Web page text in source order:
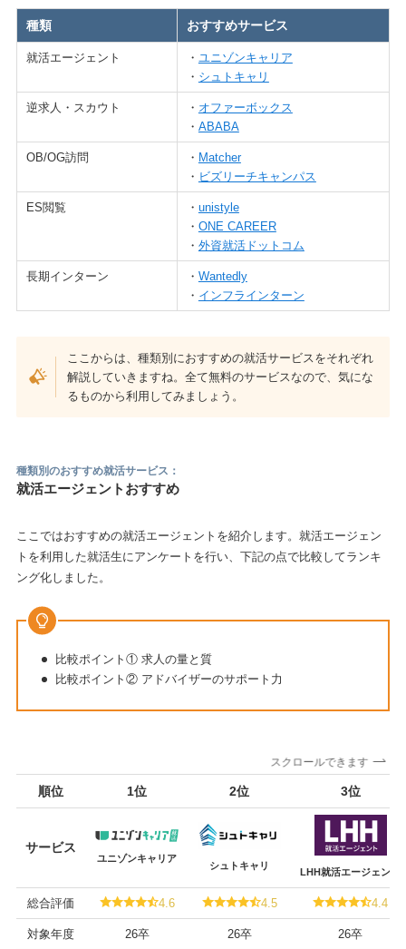
種類 おすすめサービス
就活エージェント ・ ユニゾンキャリア
・ シュトキャリ
逆求人・スカウト ・ オファーボックス
・ ABABA
OB/OG訪問 ・ Matcher
・ ビズリーチキャンパス
ES閲覧 ・ unistyle
・ ONE CAREER
・ 外資就活ドットコム
長期インターン ・ Wantedly
・ インフラインターン
ここからは、種類別におすすめの就活サービスをそれぞれ
解説していきますね。全て無料のサービスなので、気にな
るものから利用してみましょう。
種類別のおすすめ就活サービス：
就活エージェントおすすめ
ここではおすすめの就活エージェントを紹介します。就活エージェン
トを利用した就活生にアンケートを行い、下記の点で比較してランキ
ング化しました。
比較ポイント① 求人の量と質
比較ポイント② アドバイザーのサポート力
スクロールできます
順位 1位 2位 3位
サービス
ユニゾンキャリア
シュトキャリ
LHH就活エージェント
総合評価 4.6 4.5 4.4
対象年度 26卒 26卒 26卒